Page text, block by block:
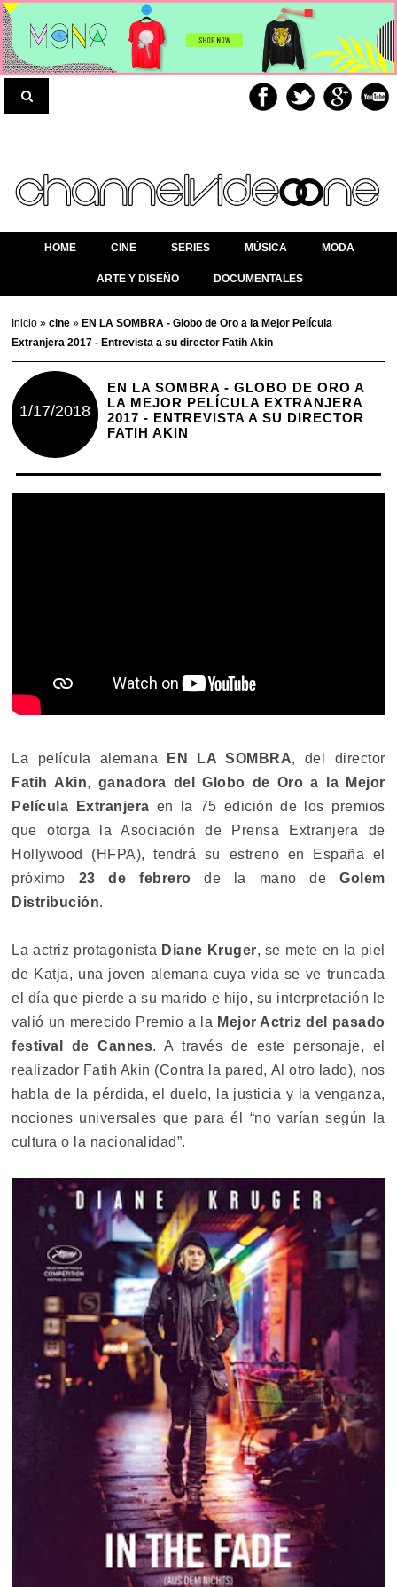
HOME CINE SERIES MÚSICA MODA
ARTE Y DISEÑO DOCUMENTALES
Inicio»cine» EN LA SOMBRA - Globo de Oro a la Mejor Película
Extranjera 2017 - Entrevista a su director Fatih Akin
1/17/2018
EN LA SOMBRA - GLOBO DE ORO A
LA MEJOR PELÍCULA EXTRANJERA
2017 - ENTREVISTA A SU DIRECTOR
FATIH AKIN
La película alemana EN LA SOMBRA, del director
Fatih Akin, ganadora del Globo de Oro a la Mejor
Película Extranjera en la 75 edición de los premios
que otorga la Asociación de Prensa Extranjera de
Hollywood (HFPA), tendrá su estreno en España el
próximo 23 de febrero de la mano deGolem
Distribución.
La actriz protagonista Diane Kruger, se mete en la piel
de Katja, una joven alemana cuya vida se ve truncada
el día que pierde a su marido e hijo, su interpretación le
valió un merecido Premio a la Mejor Actriz del pasado
festival de Cannes. A través de este personaje, el
realizador Fatih Akin (Contra la pared, Al otro lado), nos
habla de la pérdida, el duelo, la justicia y la venganza,
nociones universales que para él “no varían según la
cultura o la nacionalidad”.